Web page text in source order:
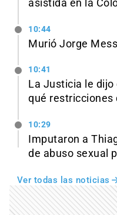
asistida en la
10:44
Murió Jorge
10:41
La Justicia le dijo
qué restricciones
10:29
Imputaron a
de abuso sexual
Ver todas las noticias